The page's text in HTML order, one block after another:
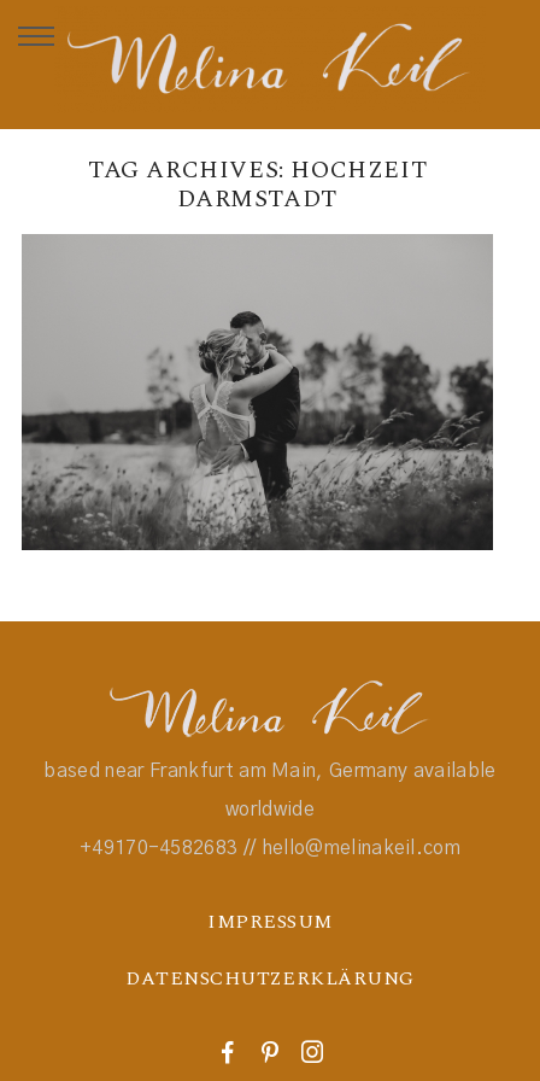
TAG ARCHIVES: HOCHZEIT
DARMSTADT
MAREN & ANDRÉ – FREIE
TRAUUNG IM EINSIEDEL
DARMSTADT
READ MORE →
based near Frankfurt am Main, Germany available
worldwide
+49170-4582683 // hello@melinakeil.com
IMPRESSUM
DATENSCHUTZERKLÄRUNG
F P I